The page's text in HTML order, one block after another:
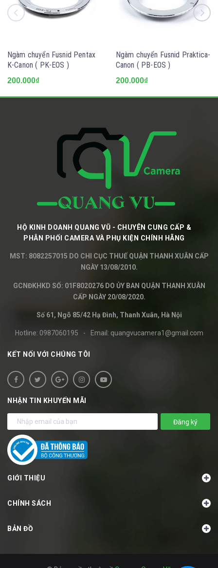
Ngàm chuyển Fusnid Pentax
K-Canon ( PK-EOS )
200.000₫
Ngàm chuyển Fusnid Praktica-
Canon ( PB-EOS )
200.000₫
HỘ KINH DOANH QUANG VŨ - CHUYÊN CUNG CẤP &
PHÂN PHỐI CAMERA VÀ PHỤ KIỆN CHÍNH HÃNG
MST: 8082257015 DO CHI CỤC THUẾ QUẬN THANH XUÂN CẤP
NGÀY 13/08/2010.
GCNĐKHKD SỐ: 01F8020276 DO ỦY BAN QUẬN THANH XUÂN
CẤP NGÀY 20/08/2020.
Số 61, Ngõ 85/42 Hạ Đình, Thanh Xuân, Hà Nội
Hotline: 0987060195 - Email: quangvucamera1@gmail.com
KẾT NỐI VỚI CHÚNG TÔI
NHẬN TIN KHUYẾN MÃI
Đăng ký
GIỚI THIỆU
CHÍNH SÁCH
BẢN ĐỒ